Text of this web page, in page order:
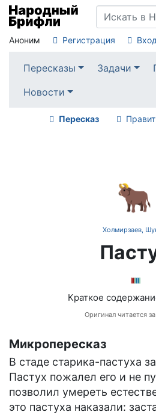
Аноним Регистрация Вход
Пересказы Задачи
Новости
Пересказ
🐂
Холмирзаев,
Краткое
Оригинал читается
Микропересказ
В стаде старика-пастуха
Пастух пожалел его и не
позволил умереть
это пастуха наказали: